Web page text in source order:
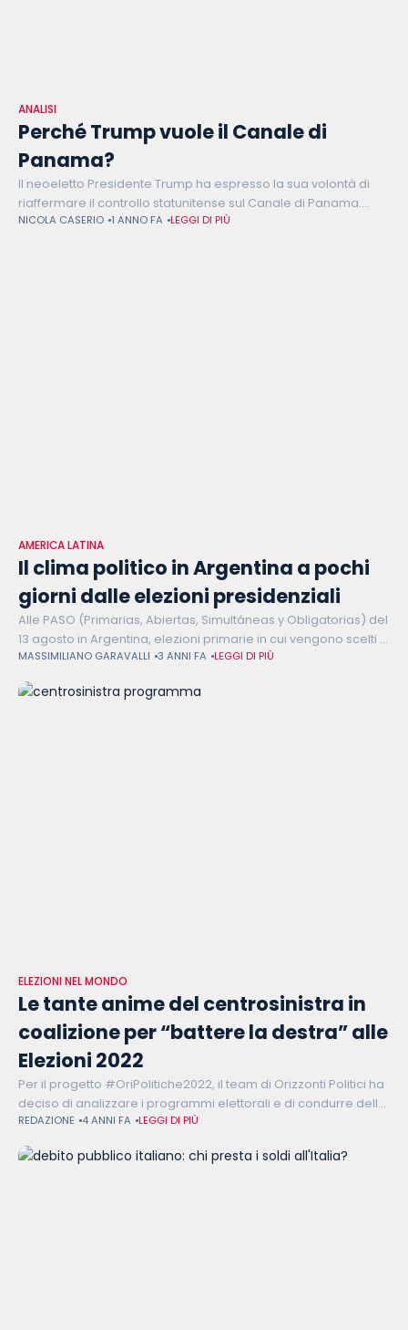
ANALISI
Perché Trump vuole il Canale di
Panama?
Il neoeletto Presidente Trump ha espresso la sua volontà di
riaffermare il controllo statunitense sul Canale di Panama.
Quali sono le ragioni alla base di questa strategia?
NICOLA CASERIO 1 ANNO FA LEGGI DI PIÙ
AMERICA LATINA
Il clima politico in Argentina a pochi
giorni dalle elezioni presidenziali
Alle PASO (Primarias, Abiertas, Simultáneas y Obligatorias) del
13 agosto in Argentina, elezioni primarie in cui vengono scelti i
candidati in corsa alle elezioni presidenziali, ha vinto Javier
Milei, economista
MASSIMILIANO GARAVALLI 3 ANNI FA LEGGI DI PIÙ
ELEZIONI NEL MONDO
Le tante anime del centrosinistra in
coalizione per “battere la destra” alle
Elezioni 2022
Per il progetto #OriPolitiche2022, il team di Orizzonti Politici ha
deciso di analizzare i programmi elettorali e di condurre delle
analisi testuali per capire quanto i partiti e le coalizioni
REDAZIONE 4 ANNI FA LEGGI DI PIÙ